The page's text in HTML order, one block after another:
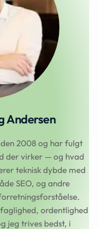
Andersen
2008 og har fulgt
der virker — og hvad
teknisk dybde med
SEO, og andre
ordentlighed
jeg trives bedst, i